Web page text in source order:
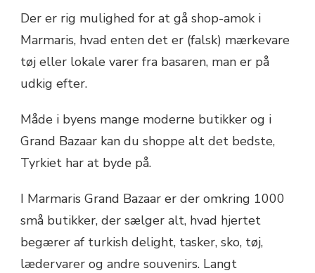
Der er rig mulighed for at gå shop-amok i
Marmaris, hvad enten det er (falsk) mærkevare
tøj eller lokale varer fra basaren, man er på
udkig efter.
Måde i byens mange moderne butikker og i
Grand Bazaar kan du shoppe alt det bedste,
Tyrkiet har at byde på.
I Marmaris Grand Bazaar er der omkring 1000
små butikker, der sælger alt, hvad hjertet
begærer af turkish delight, tasker, sko, tøj,
lædervarer og andre souvenirs. Langt